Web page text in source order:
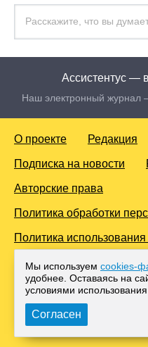
Ассистентус —
Наш электронный журнал
О проекте Редакция
Подписка на новости
Авторские права
Политика обработки
Политика
© 2016-2026 Все права
Любое копирование
Интернет, либо печатных
Администрацией проекта,
Мы используем cookies-
удобнее. Оставаясь на
условиями
Согласен